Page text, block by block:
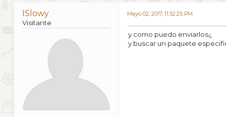
ISlowy
Visitante
Mayo 02, 2017, 11:52:25 PM
y como puedo enviarlos¿
y buscar un paquete